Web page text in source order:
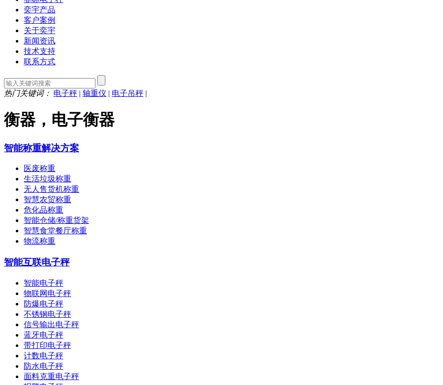
奕宇产品
客户案例
关于奕宇
新闻资讯
技术支持
联系方式
热门关键词： 电子秤 | 轴重仪 | 电子吊秤 |
衡器，电子衡器
智能称重解决方案
医废称重
生活垃圾称重
无人售货机称重
智慧农贸称重
危化品称重
智能仓储/称重货架
智慧食堂餐厅称重
物流称重
智能互联电子秤
智能电子秤
物联网电子秤
防爆电子秤
不锈钢电子秤
信号输出电子秤
蓝牙电子秤
带打印电子秤
计数电子秤
防水电子秤
面料克重电子秤